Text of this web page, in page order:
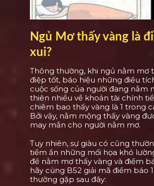
Ngủ Mơ thấy vàng là
xui?
Thông thường, khi ngủ nằm mơ
điệp tốt, báo hiệu những điều
cuộc sống của người đang nằm
thiên nhiều về khoản tài chính
chiêm bao thấy vàng là 1 trong
Bởi vậy, nằm mộng thấy vàng
may mắn cho người nằm mơ.
Tuy nhiên, sự giàu có cũng
tiềm ẩn những mối họa khó
đề nằm mơ thấy vàng và điềm
hãy cùng B52 giải mã điềm báo
thường gặp sau đây: